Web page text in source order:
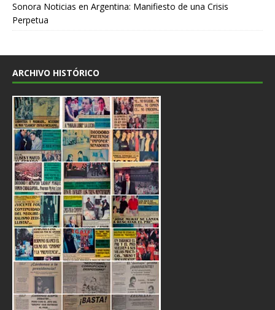
Sonora Noticias en Argentina: Manifiesto de una Crisis
Perpetua
ARCHIVO HISTÓRICO